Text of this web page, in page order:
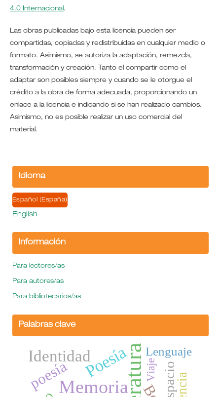
4.0 Internacional.
Las obras publicadas bajo esta licencia pueden ser
compartidas, copiadas y redistribuidas en cualquier medio o
formato. Asimismo, se autoriza la adaptación, remezcla,
transformación y creación. Tanto el compartir como el
adaptar son posibles siempre y cuando se le otorgue el
crédito a la obra de forma adecuada, proporcionando un
enlace a la licencia e indicando si se han realizado cambios.
Asimismo, no es posible realizar un uso comercial del
material.
Idioma
Español (España)
English
Información
Para lectores/as
Para autores/as
Para bibliotecarios/as
Palabras clave
Memoria
Poesía
Identidad
poesía Espacio
Lenguaje
Viaje